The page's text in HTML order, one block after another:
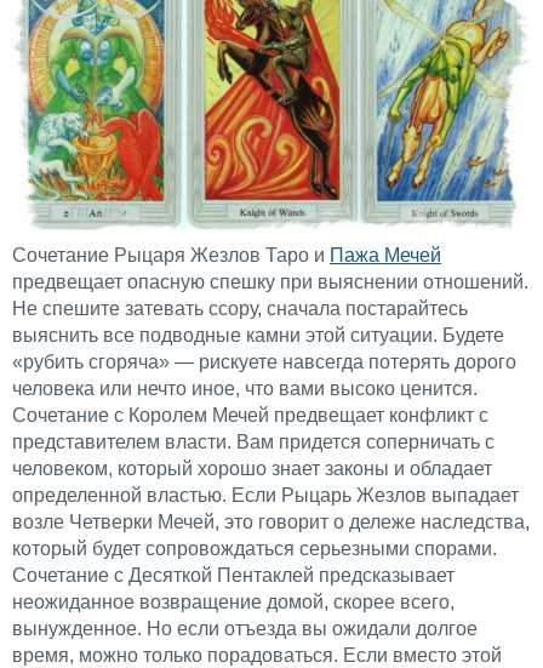
Сочетание Рыцаря Жезлов Таро и Пажа Мечей
предвещает опасную спешку при выяснении отношений.
Не спешите затевать ссору, сначала постарайтесь
выяснить все подводные камни этой ситуации. Будете
«рубить сгоряча» — рискуете навсегда потерять дорого
человека или нечто иное, что вами высоко ценится.
Сочетание с Королем Мечей предвещает конфликт с
представителем власти. Вам придется соперничать с
человеком, который хорошо знает законы и обладает
определенной властью. Если Рыцарь Жезлов выпадает
возле Четверки Мечей, это говорит о дележе наследства,
который будет сопровождаться серьезными спорами.
Сочетание с Десяткой Пентаклей предсказывает
неожиданное возвращение домой, скорее всего,
вынужденное. Но если отъезда вы ожидали долгое
время, можно только порадоваться. Если вместо этой